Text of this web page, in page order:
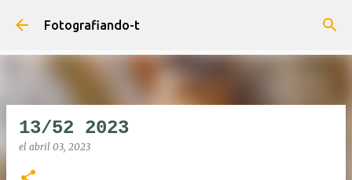
Ir al contenido principal
Fotografiando-t
13/52 2023
el abril 03, 2023